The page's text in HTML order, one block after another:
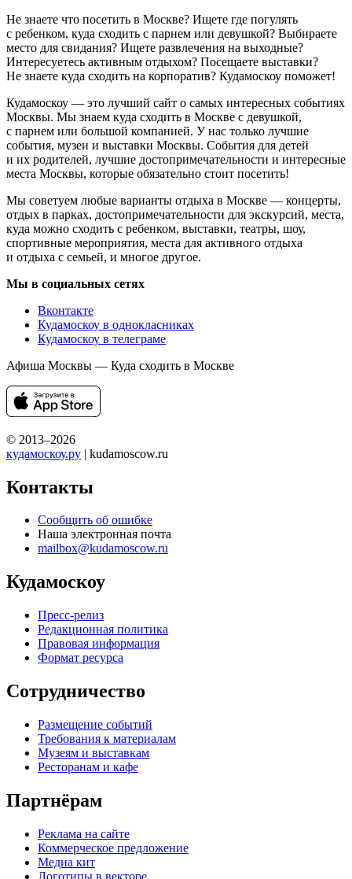
Не знаете что посетить в Москве? Ищете где погулять
с ребенком, куда сходить с парнем или девушкой? Выбираете
место для свидания? Ищете развлечения на выходные?
Интересуетесь активным отдыхом? Посещаете выставки?
Не знаете куда сходить на корпоратив? Кудамоскоу поможет!
Кудамоскоу — это лучший сайт о самых интересных событиях
Москвы. Мы знаем куда сходить в Москве с девушкой,
с парнем или большой компанией. У нас только лучшие
события, музеи и выставки Москвы. События для детей
и их родителей, лучшие достопримечательности и интересные
места Москвы, которые обязательно стоит посетить!
Мы советуем любые варианты отдыха в Москве — концерты,
отдых в парках, достопримечательности для экскурсий, места,
куда можно сходить с ребенком, выставки, театры, шоу,
спортивные мероприятия, места для активного отдыха
и отдыха с семьей, и многое другое.
Мы в социальных сетях
Вконтакте
Кудамоскоу в однокласниках
Кудамоскоу в телеграме
Афиша Москвы — Куда сходить в Москве
© 2013–2026
кудамоскоу.ру | kudamoscow.ru
Контакты
Сообщить об ошибке
Наша электронная почта
mailbox@kudamoscow.ru
Кудамоскоу
Пресс-релиз
Редакционная политика
Правовая информация
Формат ресурса
Сотрудничество
Размещение событий
Требования к материалам
Музеям и выставкам
Ресторанам и кафе
Партнёрам
Реклама на сайте
Коммерческое предложение
Медиа кит
Логотипы в векторе